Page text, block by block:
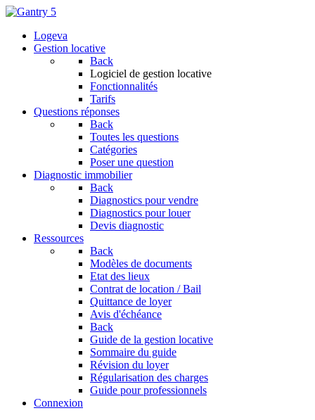
Logeva
Gestion locative
Back
Logiciel de gestion locative
Fonctionnalités
Tarifs
Questions réponses
Back
Toutes les questions
Catégories
Poser une question
Diagnostic immobilier
Back
Diagnostics pour vendre
Diagnostics pour louer
Devis diagnostic
Ressources
Back
Modèles de documents
Etat des lieux
Contrat de location / Bail
Quittance de loyer
Avis d'échéance
Back
Guide de la gestion locative
Sommaire du guide
Révision du loyer
Régularisation des charges
Guide pour professionnels
Connexion